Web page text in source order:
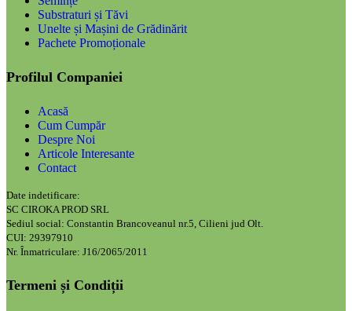
Substraturi și Tăvi
Unelte și Mașini de Grădinărit
Pachete Promoționale
Profilul Companiei
Acasă
Cum Cumpăr
Despre Noi
Articole Interesante
Contact
Date indetificare:
SC CIROKA PROD SRL
Sediul social: Constantin Brancoveanul nr.5, Cilieni jud Olt.
CUI: 29397910
Nr. Înmatriculare: J16/2065/2011
Termeni și Condiții